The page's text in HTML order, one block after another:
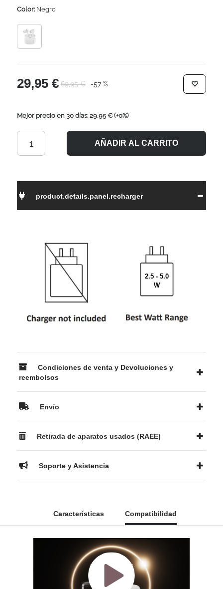
Color:Negro
29,95 € 69,95 € -57 %
Mejor precio en 30 días: 29,95 € (+0%)
AÑADIR AL CARRITO
product.details.panel.recharger
2.5 - 5.0
W
Condiciones de venta y Devoluciones y
reembolsos
Envío
Retirada de aparatos usados (RAEE)
Soporte y Asistencia
Características Compatibilidad